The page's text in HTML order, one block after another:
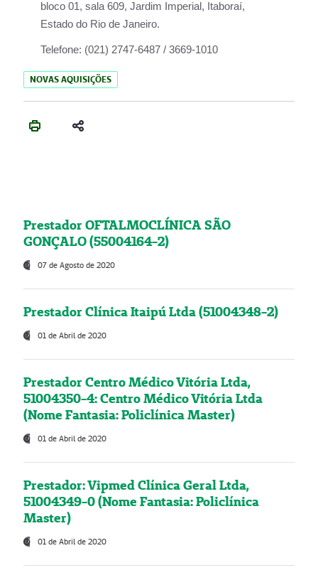
bloco 01, sala 609, Jardim Imperial, Itaboraí,
Estado do Rio de Janeiro.
Telefone: (021) 2747-6487 / 3669-1010
NOVAS AQUISIÇÕES
Prestador OFTALMOCLÍNICA SÃO
GONÇALO (55004164-2)
07 de Agosto de 2020
Prestador Clínica Itaipú Ltda (51004348-2)
01 de Abril de 2020
Prestador Centro Médico Vitória Ltda,
51004350-4: Centro Médico Vitória Ltda
(Nome Fantasia: Policlínica Master)
01 de Abril de 2020
Prestador: Vipmed Clínica Geral Ltda,
51004349-0 (Nome Fantasia: Policlínica
Master)
01 de Abril de 2020